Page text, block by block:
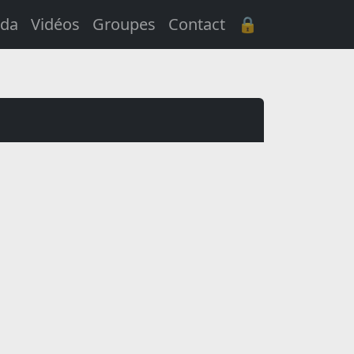
Vidéos Groupes Contact 🔒